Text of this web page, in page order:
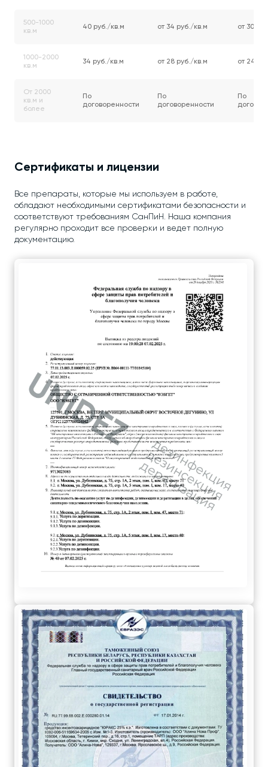
500-1000
кв.м
40 руб./кв.м от 34 руб./кв.м от 30
1000-2000
кв.м
34 руб./кв.м от 28 руб./кв.м от 24
От 2000
кв.м и
более
По
договоренности
По
договоренности
По
Сертификаты и лицензии
Все препараты, которые мы используем в работе,
обладают необходимыми сертификатами безопасности и
соответствуют требованиям СанПиН. Наша компания
регулярно проходит все проверки и ведет полную
документацию.